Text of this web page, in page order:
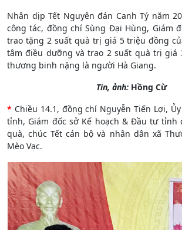
Nhân dịp Tết Nguyên đán Canh Tý năm
công tác, đồng chí Sùng Đại Hùng, Giám
trao tặng 2 suất quà trị giá 5 triệu đồng
tâm điều dưỡng và trao 2 suất quà trị giá
thương binh nặng là người Hà Giang.
Tin, ảnh:Hồng Cừ
* Chiều 14.1, đồng chí Nguyễn Tiến Lợi,
tỉnh, Giám đốc sở Kế hoạch & Đầu tư tỉnh
quà, chúc Tết cán bộ và nhân dân xã
Mèo Vạc.